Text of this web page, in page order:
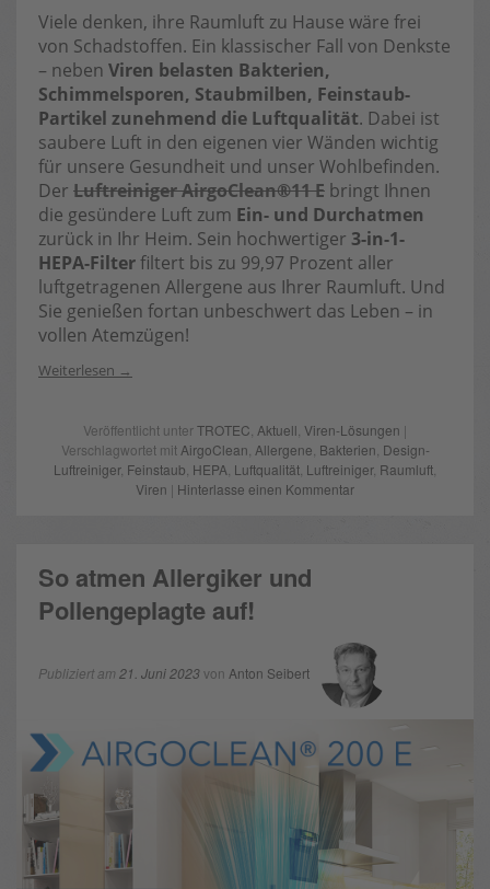
Viele denken, ihre Raumluft zu Hause wäre frei
von Schadstoffen. Ein klassischer Fall von Denkste
– neben Viren belasten Bakterien,
Schimmelsporen, Staubmilben, Feinstaub-
Partikel zunehmend die Luftqualität. Dabei ist
saubere Luft in den eigenen vier Wänden wichtig
für unsere Gesundheit und unser Wohlbefinden.
Der Luftreiniger AirgoClean®11 E bringt Ihnen
die gesündere Luft zum Ein- und Durchatmen
zurück in Ihr Heim. Sein hochwertiger 3-in-1-
HEPA-Filterfiltert bis zu 99,97 Prozent aller
luftgetragenen Allergene aus Ihrer Raumluft. Und
Sie genießen fortan unbeschwert das Leben – in
vollen Atemzügen!
Weiterlesen
Veröffentlicht unterTROTEC Aktuell Viren-Lösungen |
Verschlagwortet mit AirgoClean Allergene Bakterien Design-
Luftreiniger, Feinstaub HEPA Luftqualität Luftreiniger, Raumluft
Viren | Hinterlasse einen Kommentar
So atmen Allergiker und
Pollengeplagte auf!
Publiziert am 21. Juni 2023von Anton Seibert